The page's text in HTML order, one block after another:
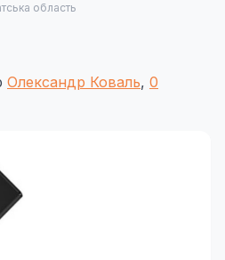
область
Олександр Коваль, 0